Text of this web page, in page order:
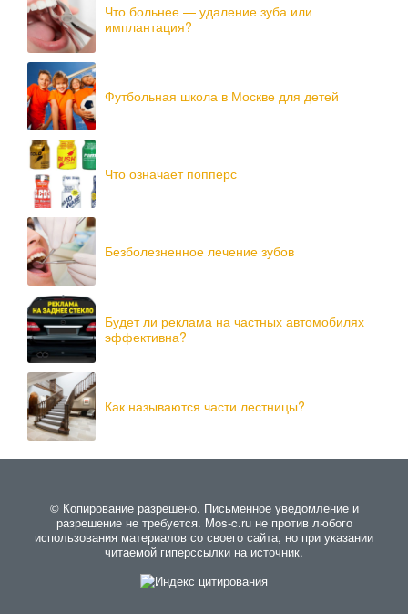
Что больнее — удаление зуба или
имплантация?
Футбольная школа в Москве для детей
Что означает попперс
Безболезненное лечение зубов
Будет ли реклама на частных автомобилях
эффективна?
Как называются части лестницы?
© Копирование разрешено. Письменное уведомление и
разрешение не требуется. Mos-c.ru не против любого
использования материалов со своего сайта, но при указании
читаемой гиперссылки на источник.